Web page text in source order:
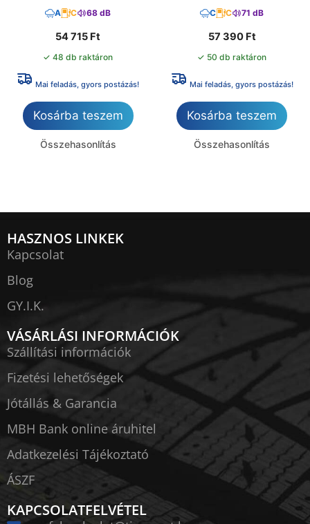
A C 68 dB
54 715 Ft
✓ 48 db raktáron
Mai feladás, gyors postázás!
Kosárba teszem
Összehasonlítás
C C 71 dB
57 390 Ft
✓ 50 db raktáron
Mai feladás, gyors postázás!
Kosárba teszem
Összehasonlítás
HASZNOS LINKEK
Kapcsolat
Blog
GY.I.K.
VÁSÁRLÁSI INFORMÁCIÓK
Szállítási információk
Fizetési lehetőségek
Jótállás & Garancia
MBH Bank online áruhitel
Adatkezelési Tájékoztató
ÁSZF
KAPCSOLATFELVÉTEL